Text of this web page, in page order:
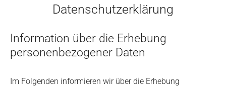
Datenschutzerklärung
Information über die Erhebung
personenbezogener Daten
Im Folgenden informieren wir über die Erhebung